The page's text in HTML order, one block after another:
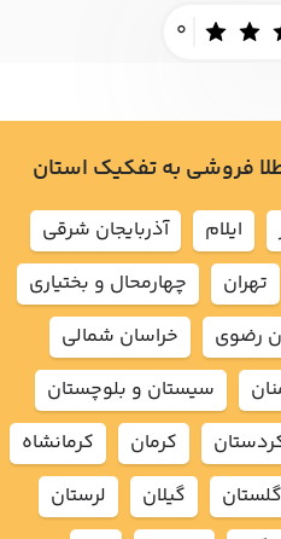
0
فروشی به تفکیک استان
ايلام
آذربايجان شرقي
تهران
چهارمحال و بختياري
رضوي
خراسان شمالي
سيستان و بلوچستان
كرمان
كرمانشاه
گلستان گيلان
لرستان